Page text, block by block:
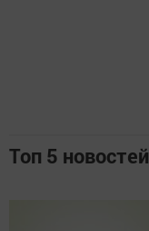
Топ 5 новостей